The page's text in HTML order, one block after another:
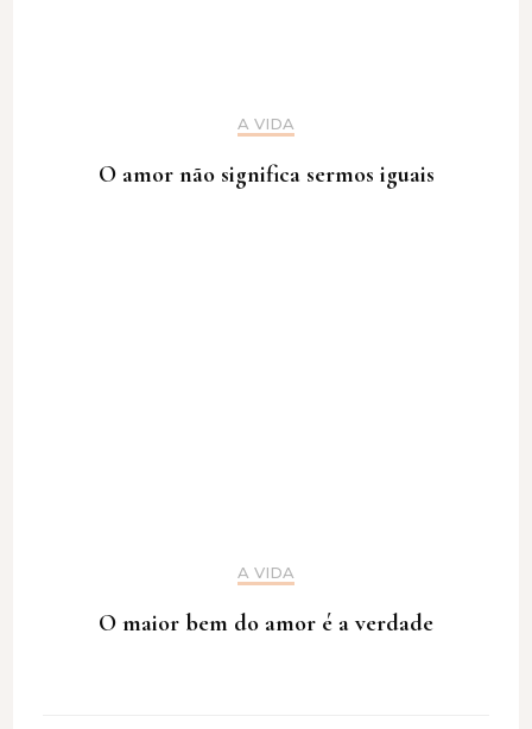
A VIDA
O amor não significa sermos iguais
A VIDA
O maior bem do amor é a verdade